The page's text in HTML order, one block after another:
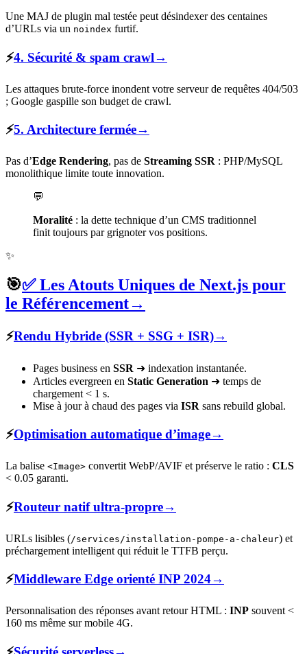
Une MAJ de plugin mal testée peut désindexer des centaines
d’URLs via un noindex furtif.
⚡4. Sécurité & spam crawl→
Les attaques brute-force inondent votre serveur de requêtes 404/503
; Google gaspille son budget de crawl.
⚡5. Architecture fermée→
Pas d’Edge Rendering, pas de Streaming SSR : PHP/MySQL
monolithique limite toute innovation.
💬
Moralité : la dette technique d’un CMS traditionnel
finit toujours par grignoter vos positions.
✨
🎯✅ Les Atouts Uniques de Next.js pour
le Référencement→
⚡Rendu Hybride (SSR + SSG + ISR)→
Pages business en SSR ➜ indexation instantanée.
Articles evergreen en Static Generation ➜ temps de
chargement < 1 s.
Mise à jour à chaud des pages via ISR sans rebuild global.
⚡Optimisation automatique d’image→
La balise <Image> convertit WebP/AVIF et préserve le ratio : CLS
< 0.05 garanti.
⚡Routeur natif ultra-propre→
URLs lisibles (/services/installation-pompe-a-chaleur) et
préchargement intelligent qui réduit le TTFB perçu.
⚡Middleware Edge orienté INP 2024→
Personnalisation des réponses avant retour HTML : INP souvent <
160 ms même sur mobile 4G.